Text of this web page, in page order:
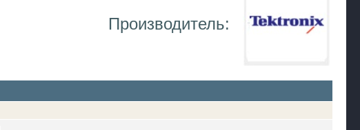
Производитель: